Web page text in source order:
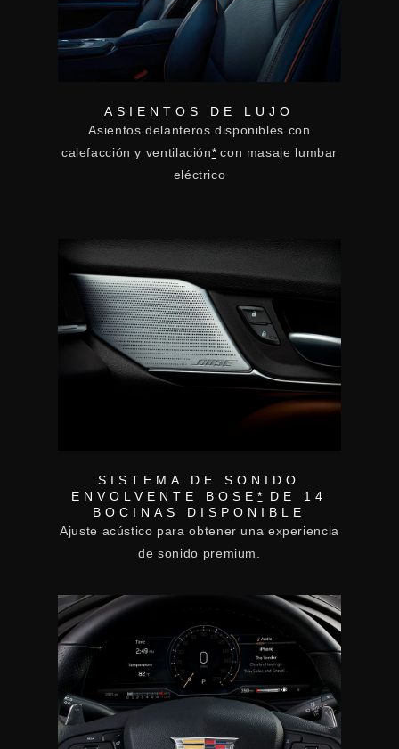
ASIENTOS DE LUJO
Asientos delanteros disponibles con
calefacción y ventilación*con masaje lumbar
eléctrico
SISTEMA DE SONIDO
ENVOLVENTE BOSE* DE 14
BOCINAS DISPONIBLE
Ajuste acústico para obtener una experiencia
de sonido premium.